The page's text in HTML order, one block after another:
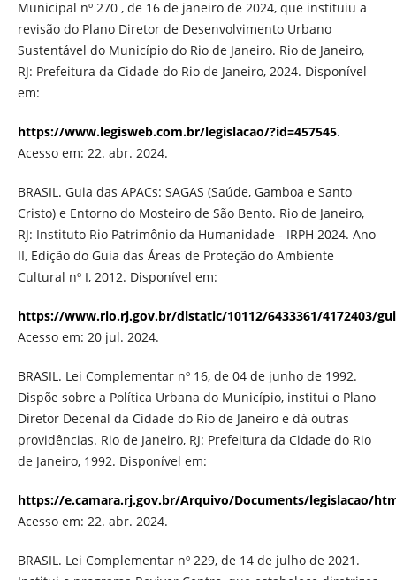
Municipal nº 270 , de 16 de janeiro de 2024, que instituiu a
revisão do Plano Diretor de Desenvolvimento Urbano
Sustentável do Município do Rio de Janeiro. Rio de Janeiro,
RJ: Prefeitura da Cidade do Rio de Janeiro, 2024. Disponível
em:
https://www.legisweb.com.br/legislacao/?id=457545.
Acesso em: 22. abr. 2024.
BRASIL. Guia das APACs: SAGAS (Saúde, Gamboa e Santo
Cristo) e Entorno do Mosteiro de São Bento. Rio de Janeiro,
RJ: Instituto Rio Patrimônio da Humanidade - IRPH 2024. Ano
II, Edição do Guia das Áreas de Proteção do Ambiente
Cultural nº I, 2012. Disponível em:
https://www.rio.rj.gov.br/dlstatic/10112/6433361/4172403/
Acesso em: 20 jul. 2024.
BRASIL. Lei Complementar nº 16, de 04 de junho de 1992.
Dispõe sobre a Política Urbana do Município, institui o Plano
Diretor Decenal da Cidade do Rio de Janeiro e dá outras
providências. Rio de Janeiro, RJ: Prefeitura da Cidade do Rio
de Janeiro, 1992. Disponível em:
https://e.camara.rj.gov.br/Arquivo/Documents/legislacao/
Acesso em: 22. abr. 2024.
BRASIL. Lei Complementar nº 229, de 14 de julho de 2021.